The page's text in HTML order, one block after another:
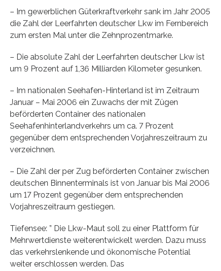
– Im gewerblichen Güterkraftverkehr sank im Jahr 2005
die Zahl der Leerfahrten deutscher Lkw im Fernbereich
zum ersten Mal unter die Zehnprozentmarke.
– Die absolute Zahl der Leerfahrten deutscher Lkw ist
um 9 Prozent auf 1,36 Milliarden Kilometer gesunken.
– Im nationalen Seehafen-Hinterland ist im Zeitraum
Januar – Mai 2006 ein Zuwachs der mit Zügen
beförderten Container des nationalen
Seehafenhinterlandverkehrs um ca. 7 Prozent
gegenüber dem entsprechenden Vorjahreszeitraum zu
verzeichnen.
– Die Zahl der per Zug beförderten Container zwischen
deutschen Binnenterminals ist von Januar bis Mai 2006
um 17 Prozent gegenüber dem entsprechenden
Vorjahreszeitraum gestiegen.
Tiefensee: ” Die Lkw-Maut soll zu einer Plattform für
Mehrwertdienste weiterentwickelt werden. Dazu muss
das verkehrslenkende und ökonomische Potential
weiter erschlossen werden. Das